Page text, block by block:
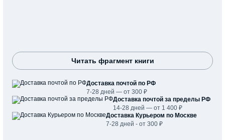
Читать фрагмент книги
Доставка почтой по РФ
7-28 дней — от 300 ₽
Доставка почтой за пределы РФ
14-28 дней — от 1 400 ₽
Доставка Курьером по Москве
7-28 дней - от 300 ₽